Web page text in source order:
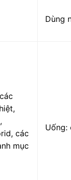
Dùng
các
mục
Uống: